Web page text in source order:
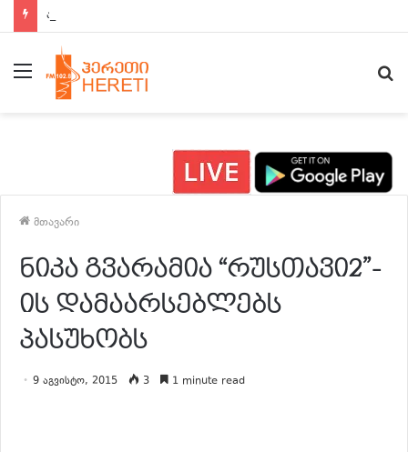
ახალი ამბები 15:00 საათზე
მენიუ
მთავარი
ნიკა გვარამია “რუსთავი2”-
ის დამაარსებლებს
პასუხობს
9 აგვისტო, 2015 3 1 minute read